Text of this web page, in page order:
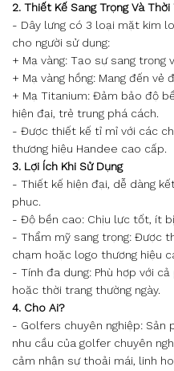
2. Thiết Kế Sang Trọng Và
- Dây lưng có 3 loại mặt kim
cho người sử dụng:
+ Mạ vàng: Tạo sự sang trọng
+ Mạ vàng hồng: Mang đến vẻ
+ Mạ Titanium: Đảm bảo độ
hiện đại, trẻ trung phá cách.
- Được thiết kế tỉ mỉ với các
thương hiệu Handee cao cấp.
3. Lợi Ích Khi Sử Dụng
- Thiết kế hiện đại, dễ dàng
phục.
- Độ bền cao: Chịu lực tốt, ít
- Thẩm mỹ sang trọng: Được
chạm hoặc logo thương hiệu
- Tính đa dụng: Phù hợp với
hoặc thời trang thường ngày.
4. Cho Ai?
- Golfers chuyên nghiệp: Sản
nhu cầu của golfer chuyên
cảm nhận sự thoải mái, linh